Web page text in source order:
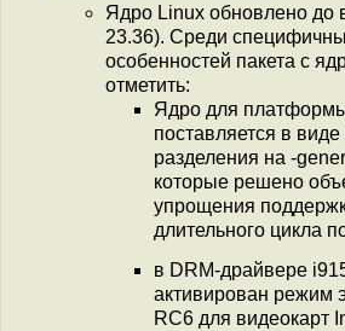
Ядро Linux обновлено до
23.36). Среди
особенностей пакета с
отметить:
Ядро для
поставляется в
разделения на -
которые решено
упрощения
длительного цикла
в DRM-драйвере
активирован режим
RC6 для видеокарт